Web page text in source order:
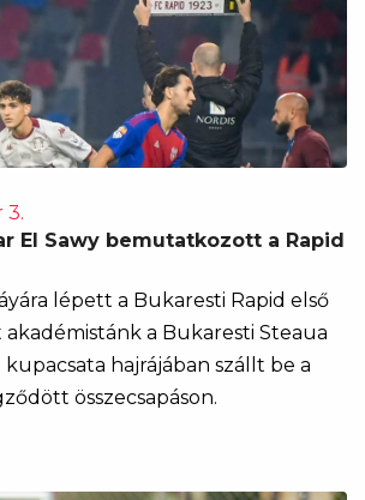
3.
El Sawy bemutatkozott a Rapid
lépett a Bukaresti Rapid első
akadémistánk a Bukaresti Steaua
hajrájában szállt be a
összecsapáson.